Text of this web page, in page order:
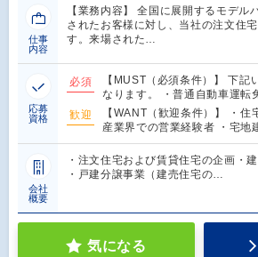
仕事
内容
【業務内容】 全国に展開するモデル
されたお客様に対し、当社の注文住
す。来場された…
応募
資格
必須
【MUST（必須条件）】 下記
なります。 ・普通自動車運転
歓迎
【WANT（歓迎条件）】 ・
産業界での営業経験者 ・宅地
会社
概要
・注文住宅および賃貸住宅の企画・
・戸建分譲事業（建売住宅の…
気になる